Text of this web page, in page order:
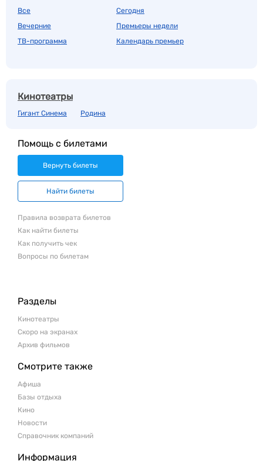
Все
Вечерние
ТВ-программа
Сегодня
Премьеры недели
Календарь премьер
Кинотеатры
Гигант Синема Родина
Помощь с билетами
Вернуть билеты
Найти билеты
Правила возврата билетов
Как найти билеты
Как получить чек
Вопросы по билетам
Разделы
Кинотеатры
Скоро на экранах
Архив фильмов
Смотрите также
Афиша
Базы отдыха
Кино
Новости
Справочник компаний
Информация